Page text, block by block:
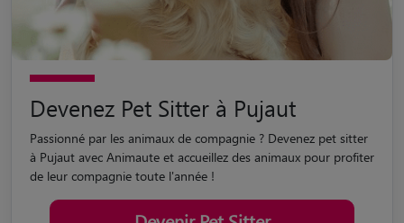
Devenez Pet Sitter à Pujaut
Passionné par les animaux de compagnie ? Devenez pet sitter
à Pujaut avec Animaute et accueillez des animaux pour profiter
de leur compagnie toute l'année !